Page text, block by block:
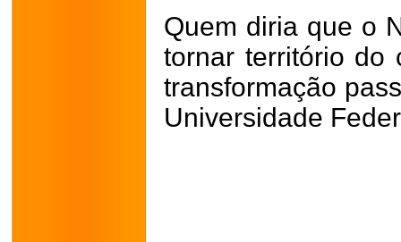
Quem diria que o
tornar território do
transformação
Universidade